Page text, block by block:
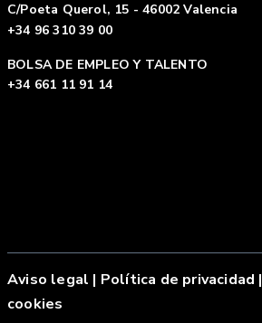
C/Poeta Querol, 15 - 46002 Valencia
+34 96 310 39 00
BOLSA DE EMPLEO Y TALENTO
+34 661 11 91 14
Aviso legal | Política de privacidad |
cookies